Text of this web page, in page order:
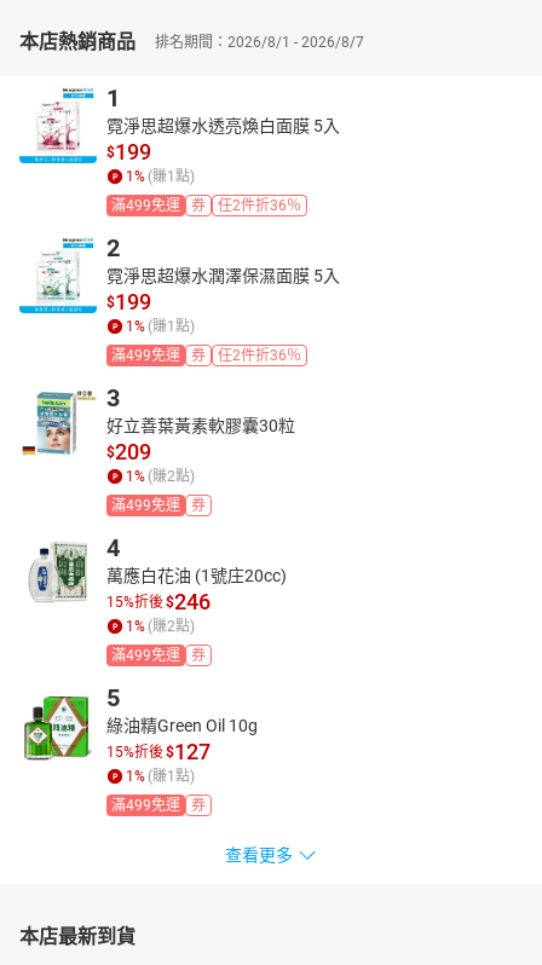
本店熱銷商品 排名期間：2026/8/1 - 2026/8/7
1
霓淨思超爆水透亮煥白面膜 5入
$199
1 % (賺1 點)
滿499免運
券 任2件折36％
2
霓淨思超爆水潤澤保濕面膜 5入
$199
1 % (賺1 點)
滿499免運
券 任2件折36％
3
好立善葉黃素軟膠囊30粒
$209
1 % (賺2點)
滿499免運
券
4
萬應白花油 (1號庄20cc)
15%折後$246
1 % (賺2點)
滿499免運
券
5
綠油精Green Oil 10g
15%折後$127
1 % (賺1 點)
滿499免運
券
查看更多
本店最新到貨